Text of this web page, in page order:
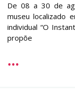
De 08 a 30 de
museu localizado
individual “O
propõe